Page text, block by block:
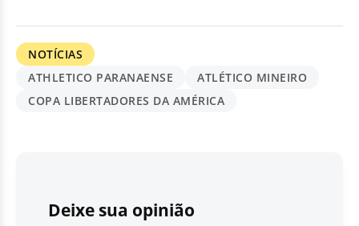
NOTÍCIAS
ATHLETICO PARANAENSE
ATLÉTICO MINEIRO
COPA LIBERTADORES DA AMÉRICA
Deixe sua opinião